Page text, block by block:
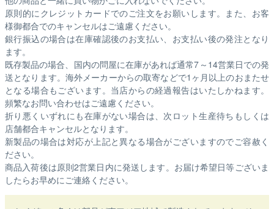
原則的にクレジットカードでのご注文をお願いします。また、お客
様御都合でのキャンセルはご遠慮ください。
銀行振込の場合は在庫確認後のお支払い、お支払い後の発注となり
ます。
既存製品の場合、国内の問屋に在庫があれば通常7～14営業日での発
送となります。海外メーカーからの取寄などで1ヶ月以上のおまたせ
となる場合もございます。 当店からの経過報告はいたしかねます。
頻繁なお問い合わせはご遠慮ください。
折り悪くいずれにも在庫がない場合は、次ロット生産待ちもしくは
店舗都合キャンセルとなります。
新製品の場合は対応が上記と異なる場合がございますのでご容赦く
ださい。
商品入荷後は原則2営業日内に発送します。お届け希望日等ございま
したらお早めにご連絡ください。